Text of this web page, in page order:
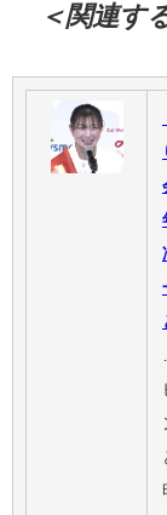
＜関連す